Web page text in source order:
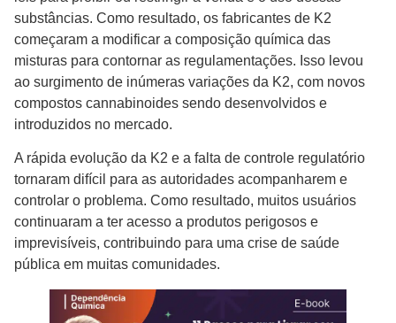
substâncias. Como resultado, os fabricantes de K2
começaram a modificar a composição química das
misturas para contornar as regulamentações. Isso levou
ao surgimento de inúmeras variações da K2, com novos
compostos cannabinoides sendo desenvolvidos e
introduzidos no mercado.
A rápida evolução da K2 e a falta de controle regulatório
tornaram difícil para as autoridades acompanharem e
controlar o problema. Como resultado, muitos usuários
continuaram a ter acesso a produtos perigosos e
imprevisíveis, contribuindo para uma crise de saúde
pública em muitas comunidades.